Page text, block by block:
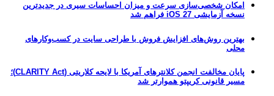
امکان شخصی‌سازی سرعت و میزان احساسات سیری در جدیدترین
نسخه آزمایشی iOS 27 فراهم شد
بهترین روش‌های افزایش فروش با طراحی سایت در کسب‌وکارهای
محلی
پایان مخالفت انجمن کلانترهای آمریکا با لایحه کلاریتی (CLARITY Act)؛
مسیر قانونی کریپتو هموارتر شد